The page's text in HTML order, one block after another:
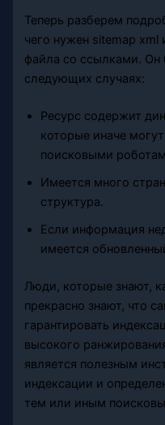
Теперь разберем
чего нужен sitemap xml
файла со ссылками. Он
следующих случаях:
Ресурс содержит
которые иначе
поисковыми
Имеется много
структура.
Если информация
имеется
Люди, которые знают,
прекрасно знают, что
гарантировать
высокого
является полезным
индексации и
тем или иным